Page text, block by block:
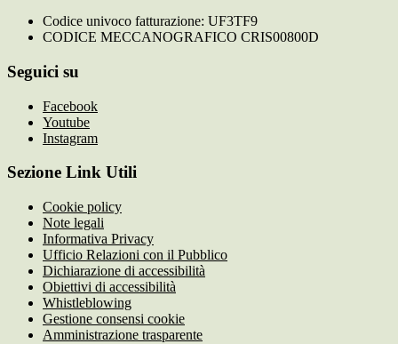
Codice univoco fatturazione: UF3TF9
CODICE MECCANOGRAFICO CRIS00800D
Seguici su
Facebook
Youtube
Instagram
Sezione Link Utili
Cookie policy
Note legali
Informativa Privacy
Ufficio Relazioni con il Pubblico
Dichiarazione di accessibilità
Obiettivi di accessibilità
Whistleblowing
Gestione consensi cookie
Amministrazione trasparente